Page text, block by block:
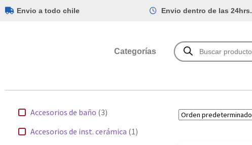
Envio a todo chile Envio dentro de las 24hrs.
Categorías
Accesorios de baño (3)
Accesorios de inst. cerámica (1)